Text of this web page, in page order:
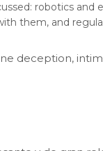
robotics
them, and
deception,